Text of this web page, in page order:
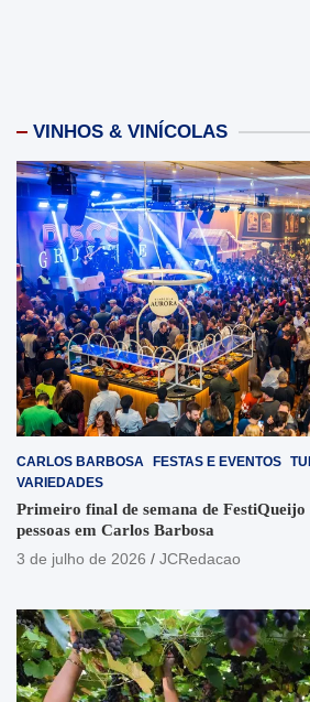
VINHOS & VINÍCOLAS
CARLOS BARBOSA FESTAS E EVENTOS
VARIEDADES
Primeiro final de semana de
pessoas em Carlos Barbosa
3 de julho de 2026
JCRedacao